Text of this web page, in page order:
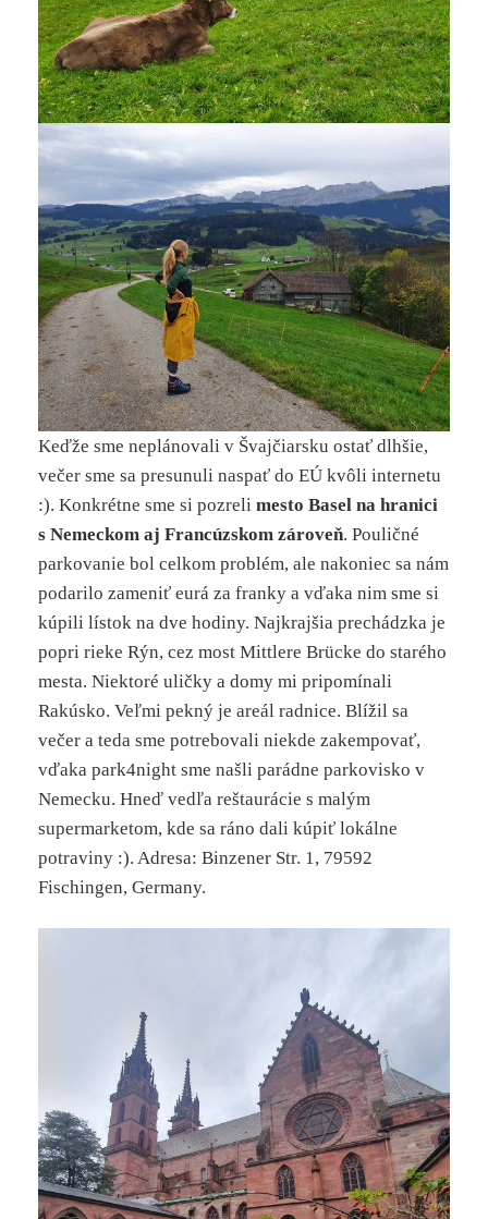
Keďže sme neplánovali v Švajčiarsku ostať dlhšie,
večer sme sa presunuli naspať do EÚ kvôli internetu
:). Konkrétne sme si pozrelimesto Basel na hranici
s Nemeckom aj Francúzskom zároveň. Pouličné
parkovanie bol celkom problém, ale nakoniec sa nám
podarilo zameniť eurá za franky a vďaka nim sme si
kúpili lístok na dve hodiny. Najkrajšia prechádzka je
popri rieke Rýn, cez most Mittlere Brücke do starého
mesta. Niektoré uličky a domy mi pripomínali
Rakúsko. Veľmi pekný je areál radnice. Blížil sa
večer a teda sme potrebovali niekde zakempovať,
vďaka park4night sme našli parádne parkovisko v
Nemecku. Hneď vedľa reštaurácie s malým
supermarketom, kde sa ráno dali kúpiť lokálne
potraviny :). Adresa: Binzener Str. 1, 79592
Fischingen, Germany.